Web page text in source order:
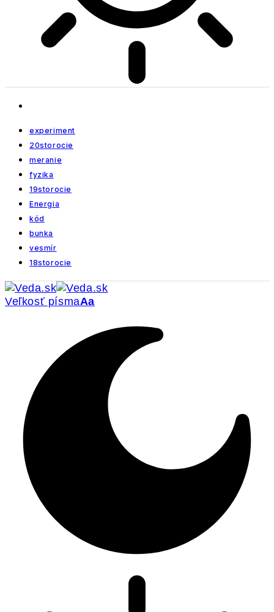
experiment
20storocie
meranie
fyzika
19storocie
Energia
kód
bunka
vesmír
18storocie
Veľkosť písmaAa